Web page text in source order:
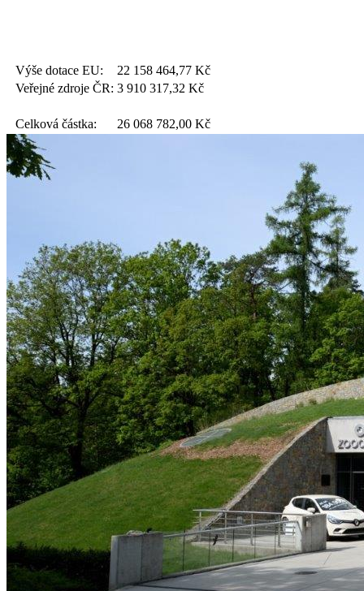
Výše dotace EU: 22 158 464,77 Kč
Veřejné zdroje ČR: 3 910 317,32 Kč
Celková částka: 26 068 782,00 Kč